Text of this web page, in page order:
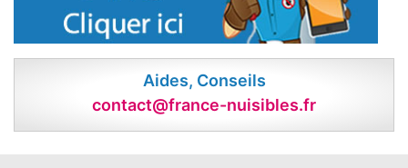
Aides, Conseils
contact@france-nuisibles.fr